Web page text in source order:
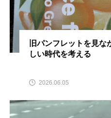
旧パンフレットを見な
しい時代を考える
2026.06.05